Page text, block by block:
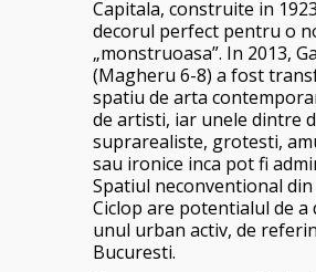
Capitala, construite in
decorul perfect pentru o
„monstruoasa”. In 2013,
(Magheru 6-8) a fost
spatiu de arta
de artisti, iar unele dintre
suprarealiste, grotesti,
sau ironice inca pot fi
Spatiul neconventional din
Ciclop are potentialul de a
unul urban activ, de
Bucuresti.